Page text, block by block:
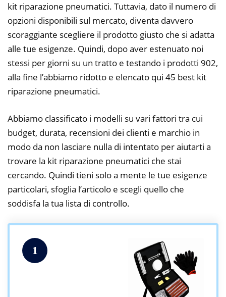
kit riparazione pneumatici. Tuttavia, dato il numero di
opzioni disponibili sul mercato, diventa davvero
scoraggiante scegliere il prodotto giusto che si adatta
alle tue esigenze. Quindi, dopo aver estenuato noi
stessi per giorni su un tratto e testando i prodotti 902,
alla fine l’abbiamo ridotto e elencato qui 45 best kit
riparazione pneumatici.
Abbiamo classificato i modelli su vari fattori tra cui
budget, durata, recensioni dei clienti e marchio in
modo da non lasciare nulla di intentato per aiutarti a
trovare la kit riparazione pneumatici che stai
cercando. Quindi tieni solo a mente le tue esigenze
particolari, sfoglia l’articolo e scegli quello che
soddisfa la tua lista di controllo.
1